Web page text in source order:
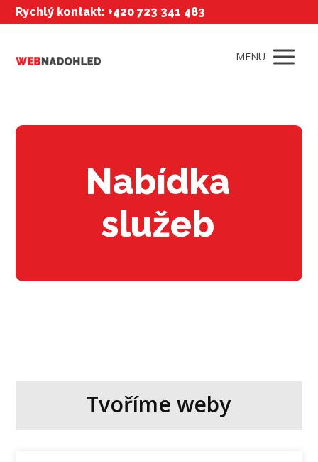
Rychlý kontakt: +420 723 341 483
MENU
Nabídka
služeb
Tvoříme weby